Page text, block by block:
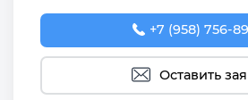
+7 (958) 756-
Оставить